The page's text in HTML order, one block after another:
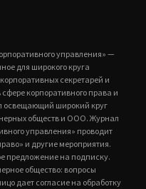
управления» —
для широкого круга
секретарей и
корпоративного права и
освещающий широкий круг
обществ и ООО. Журнал
управления» проводит
и другие мероприятия.
предложение на подписку.
общество: вопросы
дает согласие на обработку